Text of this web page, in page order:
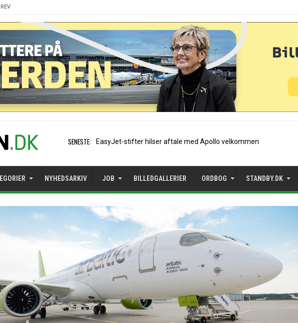
SENESTE: Air France etablerer A320-s
NYHEDSARKIV JOB BILLEDGALLERIER ORDBOG STANDBY.DK